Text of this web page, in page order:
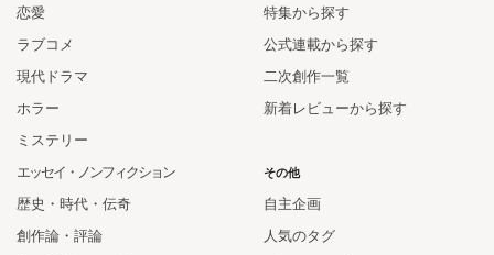
特集から探す
公式連載から探す
二次創作一覧
新着レビューから探す
恋愛
ラブコメ
現代ドラマ
ホラー
ミステリー
エッセイ・ノンフィクション
歴史・時代・伝奇
創作論・評論
その他
自主企画
人気のタグ